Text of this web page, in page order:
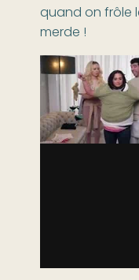
quand on frôle
merde !